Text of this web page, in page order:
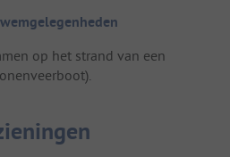
op het strand van een